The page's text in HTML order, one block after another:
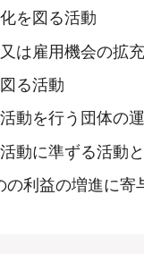
を図る活動
は雇用機会の拡
る活動
動を行う団体の
動に準ずる活動
利益の増進に